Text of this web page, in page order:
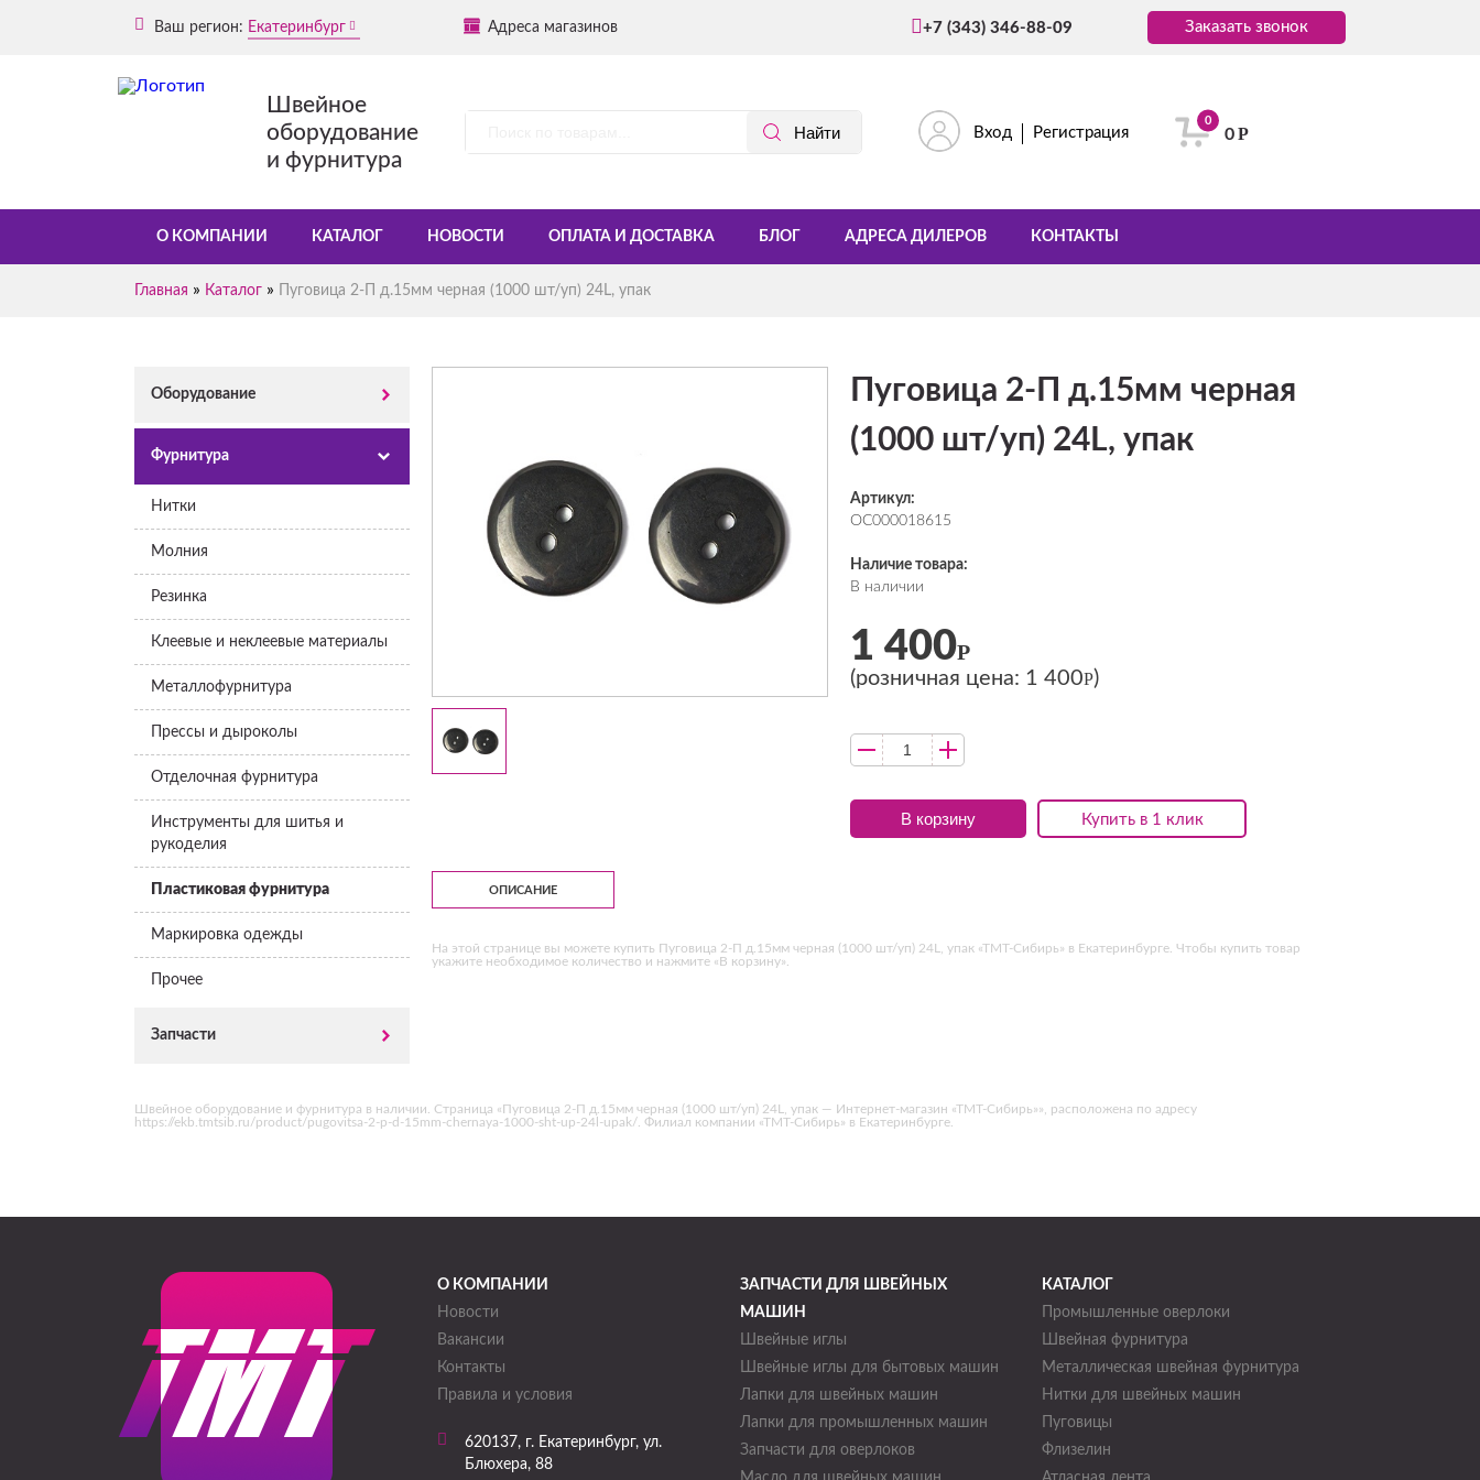
Ваш регион: Екатеринбург Адреса магазинов +7 (343) 346-88-09 Заказать звонок
Швейное
оборудование
и фурнитура
Вход Регистрация
0
0Р
О КОМПАНИИ КАТАЛОГ НОВОСТИ ОПЛАТА И ДОСТАВКА БЛОГ АДРЕСА ДИЛЕРОВ КОНТАКТЫ
Главная » Каталог » Пуговица 2-П д.15мм черная (1000 шт/уп) 24L, упак
Оборудование
Фурнитура
Нитки
Молния
Резинка
Клеевые и неклеевые материалы
Металлофурнитура
Прессы и дыроколы
Отделочная фурнитура
Инструменты для шитья и
рукоделия
Пластиковая фурнитура
Маркировка одежды
Прочее
Запчасти
Пуговица 2-П д.15мм черная
(1000 шт/уп) 24L, упак
Артикул:
ОС000018615
Наличие товара:
В наличии
Купить в 1 клик
1 400Р
(розничная цена: 1 400Р)
В корзину
ОПИСАНИЕ
На этой странице вы можете купить Пуговица 2-П д.15мм черная (1000 шт/уп) 24L, упак «ТМТ-Сибирь» в Екатеринбурге. Чтобы купить товар
укажите необходимое количество и нажмите «В корзину».
Швейное оборудование и фурнитура в наличии. Страница «Пуговица 2-П д.15мм черная (1000 шт/уп) 24L, упак — Интернет-магазин «ТМТ-Сибирь»», расположена по адресу
https://ekb.tmtsib.ru/product/pugovitsa-2-p-d-15mm-chernaya-1000-sht-up-24l-upak/. Филиал компании «ТМТ-Сибирь» в Екатеринбурге.
О КОМПАНИИ
Новости
Вакансии
Контакты
Правила и условия
620137, г. Екатеринбург, ул.
Блюхера, 88
ЗАПЧАСТИ ДЛЯ ШВЕЙНЫХ
МАШИН
Швейные иглы
Швейные иглы для бытовых машин
Лапки для швейных машин
Лапки для промышленных машин
Запчасти для оверлоков
КАТАЛОГ
Промышленные оверлоки
Швейная фурнитура
Металлическая швейная фурнитура
Нитки для швейных машин
Пуговицы
Флизелин